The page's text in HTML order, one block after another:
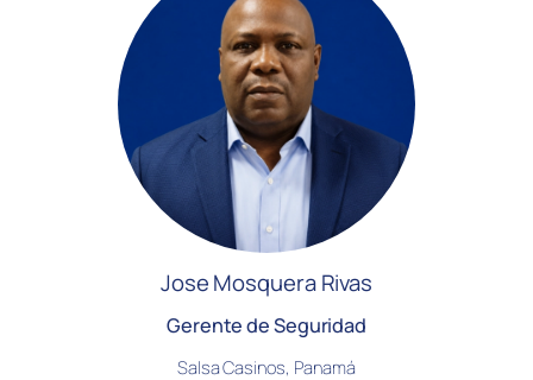
Jose Mosquera Rivas
Gerente de Seguridad
Salsa Casinos, Panamá